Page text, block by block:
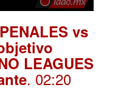
vs
LEAGUES
. 02:20